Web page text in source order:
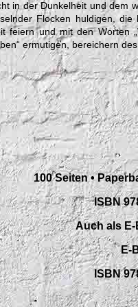
in der Dunkelheit und dem
Flocken huldigen, die
feiern und mit den Worten
ermutigen, bereichern
100 Seiten •
ISBN
Auch als
E-
ISBN